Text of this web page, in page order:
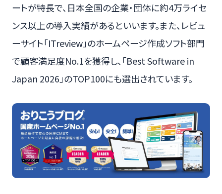
ートが特長で、日本全国の企業・団体に約4万ライセ
ンス以上の導入実績があるといいます。また、レビュ
ーサイト「ITreview」のホームページ作成ソフト部門
で顧客満足度No.1を獲得し、「Best Software in
Japan 2026」のTOP100にも選出されています。